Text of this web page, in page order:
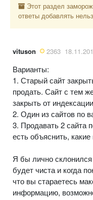
Этот раздел
ответы добавлять
vituson 2363
Варианты:
1. Старый сайт
продать. Сайт с тем
закрыть от
2. Один из сайтов по
3. Продавать 2 сайта
есть объяснить,
Я бы лично склонился
будет чиста и когда
что вы стараетесь
информацию,